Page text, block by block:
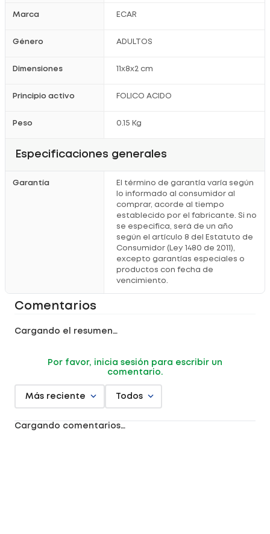
Marca ECAR
Género ADULTOS
Dimensiones 11x8x2 cm
Principio activo FOLICO ACIDO
Peso 0.15 Kg
Especificaciones generales
Garantía
El término de garantía varía según
lo informado al consumidor al
comprar, acorde al tiempo
establecido por el fabricante. Si no
se especifica, será de un año
según el artículo 8 del Estatuto de
Consumidor (Ley 1480 de 2011),
excepto garantías especiales o
productos con fecha de
vencimiento.
Comentarios
Cargando el resumen…
Por favor, inicia sesión para escribir un
comentario.
Más reciente Todos
Cargando comentarios…